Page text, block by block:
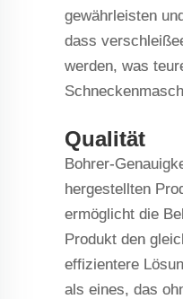
gewährleisten
dass
werden, was
Qualität
Bohrer-
hergestellten
ermöglicht die
Produkt den
effizientere
als eines, das